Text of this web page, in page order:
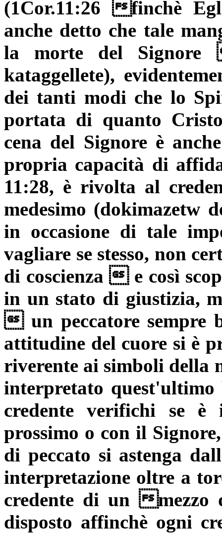
(1Cor.11:26 finchè
anche detto che tale
la morte del
kataggellete),
dei tanti modi che lo
portata di quanto
cena del Signore è
propria capacità di
11:28, è rivolta al
medesimo (dokimazetw
in occasione di tale
vagliare se stesso, non
di coscienza  e così
in un stato di giustizia,
un peccatore sempre
attitudine del cuore si è
riverente ai simboli della
interpretato
credente verifichi se
prossimo o con il
di peccato si astenga
interpretazione oltre a
credente di un
disposto affinchè ogni